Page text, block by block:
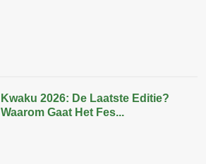
Kwaku 2026: De Laatste Editie?
Waarom Gaat Het Fes...